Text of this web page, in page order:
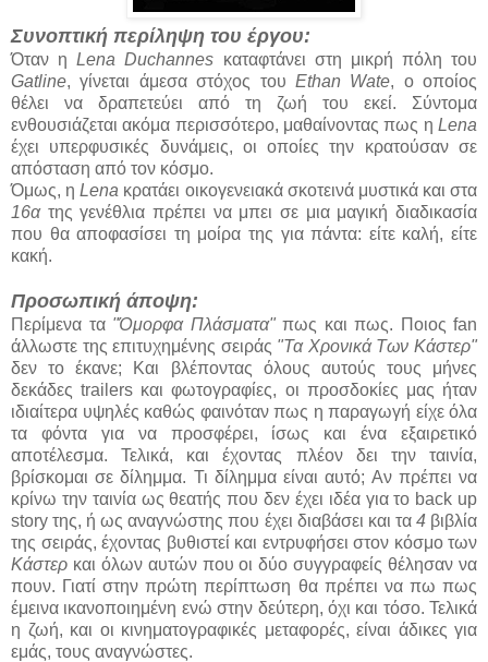
Συνοπτική περίληψη του έργου:
Όταν ηLena Duchannes καταφτάνει στη μικρή πόλη του
Gatline, γίνεται άμεσα στόχος του Ethan Wate, ο οποίος
θέλει να δραπετεύει από τη ζωή του εκεί. Σύντομα
ενθουσιάζεται ακόμα περισσότερο, μαθαίνοντας πως η Lena
έχει υπερφυσικές δυνάμεις, οι οποίες την κρατούσαν σε
απόσταση από τον κόσμο.
Όμως, η Lena κρατάει οικογενειακά σκοτεινά μυστικά και στα
16ατης γενέθλια πρέπει να μπει σε μια μαγική διαδικασία
που θα αποφασίσει τη μοίρα της για πάντα: είτε καλή, είτε
κακή.
Προσωπική άποψη:
Περίμενα τα "Όμορφα Πλάσματα"πως και πως. Ποιος fan
άλλωστε της επιτυχημένης σειράς "Τα Χρονικά Των Κάστερ"
δεν το έκανε; Και βλέποντας όλους αυτούς τους μήνες
δεκάδες trailers και φωτογραφίες, οι προσδοκίες μας ήταν
ιδιαίτερα υψηλές καθώς φαινόταν πως η παραγωγή είχε όλα
τα φόντα για να προσφέρει, ίσως και ένα εξαιρετικό
αποτέλεσμα. Τελικά, και έχοντας πλέον δει την ταινία,
βρίσκομαι σε δίλημμα. Τι δίλημμα είναι αυτό; Αν πρέπει να
κρίνω την ταινία ως θεατής που δεν έχει ιδέα για το back up
story της, ή ως αναγνώστης που έχει διαβάσει και τα 4βιβλία
της σειράς, έχοντας βυθιστεί και εντρυφήσει στον κόσμο των
Κάστερ και όλων αυτών που οι δύο συγγραφείς θέλησαν να
πουν. Γιατί στην πρώτη περίπτωση θα πρέπει να πω πως
έμεινα ικανοποιημένη ενώ στην δεύτερη, όχι και τόσο. Τελικά
η ζωή, και οι κινηματογραφικές μεταφορές, είναι άδικες για
εμάς, τους αναγνώστες.